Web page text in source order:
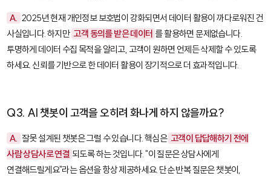
A. 2025년 현재 개인정보 보호법이 강화되면서 데이터 활용이 까다로워진 건
사실입니다. 하지만 고객 동의를 받은 데이터 를 활용하면 문제없습니다.
투명하게 데이터 수집 목적을 알리고, 고객이 원하면 언제든 삭제할 수 있도록
하세요. 신뢰를 기반으로 한 데이터 활용이 장기적으로 더 효과적입니다.
Q3. AI 챗봇이 고객을 오히려 화나게 하지 않을까요?
A. 잘못 설계된 챗봇은 그럴 수 있습니다. 핵심은 고객이 답답해하기 전에
사람 상담사로 연결 되도록 하는 것입니다. "이 질문은 상담사에게
연결해드릴게요"라는 옵션을 항상 제공하세요. 단순 반복 질문은 챗봇이,